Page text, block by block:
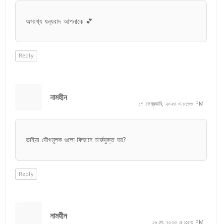
অসংখ্য ধন্যবাদ আপনাকে 💕
Reply
নামহীন
১৭ ফেব্রুয়ারি, ২০২৩ এ ৮:৩৩ PM
ভাইয়া যৌগমূলক গুলো কিভাবে চার্জযুক্ত হয়?
Reply
নামহীন
১৬ মে, ২০২৩ এ ২:৫৩ PM